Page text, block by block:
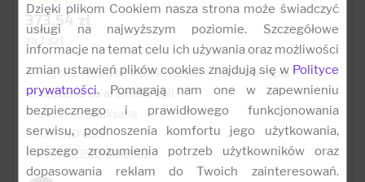
373.54 zł
Kategoria:Nowości > Elektronika > Aromaterapia >
Urządzenia do aromaterapii
Producent:Medisana
Model:AD 635
EAN:4015588600852
Dzięki plikom Cookiem nasza strona może świadczyć
usługi na najwyższym poziomie. Szczegółowe
informacje na temat celu ich używania oraz możliwości
zmian ustawień plików cookies znajdują się w Polityce
prywatności. Pomagają nam one w zapewnieniu
bezpiecznego i prawidłowego funkcjonowania
serwisu, podnoszenia komfortu jego użytkowania,
lepszego zrozumienia potrzeb użytkowników oraz
dopasowania reklam do Twoich zainteresowań.